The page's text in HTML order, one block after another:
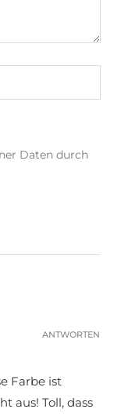
Daten durch
Farbe ist
aus! Toll, dass
ANTWORTEN